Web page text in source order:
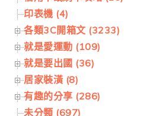
印表機 (4)
各類3C開箱文 (3233)
就是愛運動 (109)
就是要出國 (36)
居家裝潢 (8)
有趣的分享 (286)
未分類 (697)